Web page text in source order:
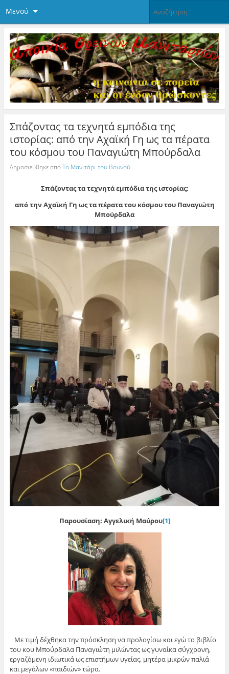
Μενού
Σπάζοντας τα τεχνητά εμπόδια της
ιστορίας: από την Αχαϊκή Γη ως τα πέρατα
του κόσμου του Παναγιώτη Μπούρδαλα
Δημοσιεύθηκε απόΤο Μανιτάρι του Βουνού
Σπάζοντας τα τεχνητά εμπόδια της ιστορίας:
από την Αχαϊκή Γη ως τα πέρατα του κόσμου του Παναγιώτη
Μπούρδαλα
Παρουσίαση: Αγγελική Μαύρου[1]
Με τιμή δέχθηκα την πρόσκληση να προλογίσω και εγώ το βιβλίο
του κου Μπούρδαλα Παναγιώτη μιλώντας ως γυναίκα σύγχρονη,
εργαζόμενη ιδιωτικά ως επιστήμων υγείας, μητέρα μικρών παλιά
και μεγάλων «παιδιών» τώρα.